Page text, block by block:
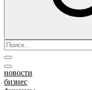
новости
бизнес